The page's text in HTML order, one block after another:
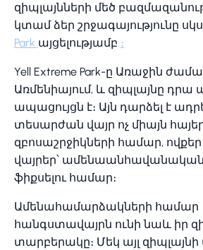
զիպլայնների մեծ
կտամ ձեր շրջագայությունը
Park այցելությամբ ։
Yell Extreme Park-ը Առաջին
Առմենիայում, և զիպլայնը դրա
ապացույցն է։ Այն դարձել է
տեսարժան վայր ոչ միայն
զբոսաշրջիկների համար,
վայրեր՝
ֆիքսելու համար։
Ամենահամարձակների համար
հանգստավայրն ունի նաև իր
տարբերակը։ Մեկ այլ զիպլայնի